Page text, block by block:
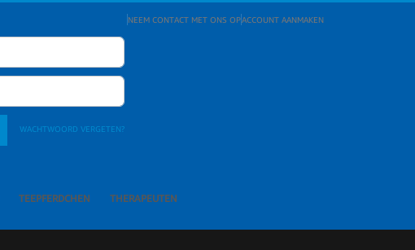
WACHTWOORD VERGETEN?
NEEM CONTACT MET ONS OPACCOUNT AANMAKEN
TEEPFERDCHEN THERAPEUTEN